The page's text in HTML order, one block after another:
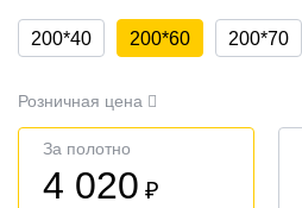
200*40 200*60 200*70
Розничная цена
За полотно
4 020 ₽